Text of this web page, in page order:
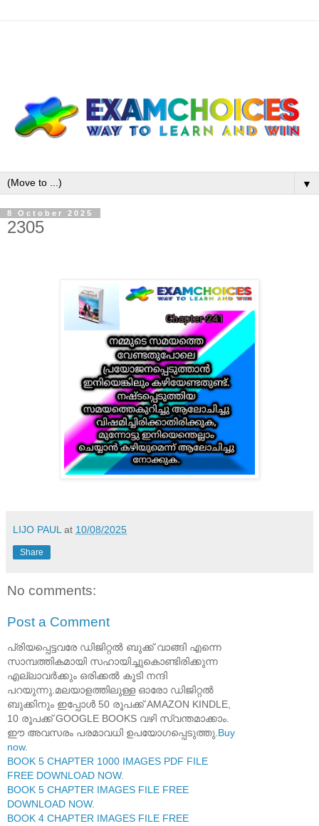
▼
8 October 2025
2305
LIJO PAUL at 10/08/2025
Share
No comments:
Post a Comment
പ്രിയപ്പെട്ടവരേ ഡിജിറ്റൽ ബുക്ക് വാങ്ങി എന്നെ
സാമ്പത്തികമായി സഹായിച്ചുകൊണ്ടിരിക്കുന്ന
എല്ലാവർക്കും ഒരിക്കൽ കൂടി നന്ദി
പറയുന്നു.മലയാളത്തിലുള്ള ഓരോ ഡിജിറ്റൽ
ബുക്കിനും ഇപ്പോൾ 50 രൂപക്ക് AMAZON KINDLE,
10 രൂപക്ക് GOOGLE BOOKS വഴി സ്വന്തമാക്കാം.
ഈ അവസരം പരമാവധി ഉപയോഗപ്പെടുത്തു.Buy
now.
BOOK 5 CHAPTER 1000 IMAGES PDF FILE
FREE DOWNLOAD NOW.
BOOK 5 CHAPTER IMAGES FILE FREE
DOWNLOAD NOW.
BOOK 4 CHAPTER IMAGES FILE FREE